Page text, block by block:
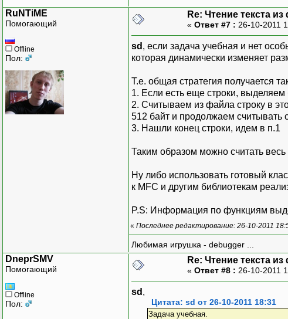
RuNTiME
Помогающий
Offline
Пол:
Re: Чтение текста
« Ответ #7 : 26-10-2011
sd , если задача учебная и нет
которая динамически изменяет
Т.е. общая стратегия получается
1. Если есть еще строки,
2. Считываем из файла строку в
512 байт и продолжаем считывать
3. Нашли конец строки, идем в п.1
Таким образом можно считать
Ну либо использовать готовый
к MFC и другим библиотекам
P.S: Информация по функциям
« Последнее редактирование: 26-10-2011
Любимая игрушка - debugger ...
DneprSMV
Помогающий
Offline
Пол:
Re: Чтение текста
« Ответ #8 : 26-10-2011
sd ,
Цитата: sd от 26-10-2011 18:31
Задача учебная.